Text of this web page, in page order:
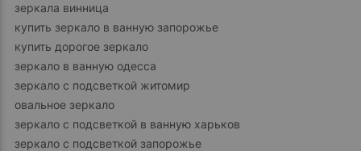
зеркала винница
купить зеркало в ванную запорожье
купить дорогое зеркало
зеркало в ванную одесса
зеркало с подсветкой житомир
овальное зеркало
зеркало с подсветкой в ванную харьков
зеркало с подсветкой запорожье